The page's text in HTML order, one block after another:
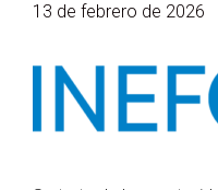
13 de febrero de 2026